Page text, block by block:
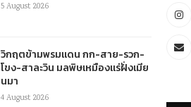
5 August 2026
วิกฤตข้ามพรมแดน กก-สาย-รวก-
โขง-สาละวิน มลพิษเหมืองแร่ฝั่งเมีย
นมา
4 August 2026